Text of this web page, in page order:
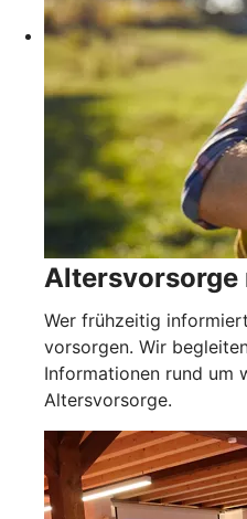
Wer frühzeitig
vorsorgen. Wir
Informationen rund um
Altersvorsorge.